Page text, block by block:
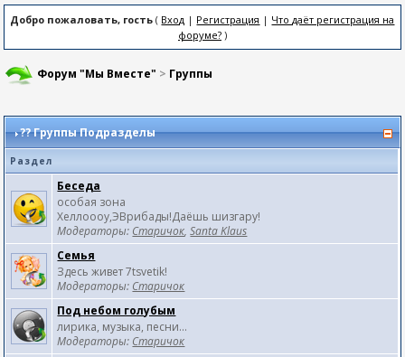
Добро пожаловать, гость ( Вход | Регистрация | Что даёт регистрация на
форуме?)
Форум "Мы Вместе" > Группы
??Группы Подразделы
Раздел
Беседа
особая зона
Хеллоооу,ЭВрибады!Даёшь шизгару!
Модераторы: Старичок,Santa Klaus
Семья
Здесь живет 7tsvetik!
Модераторы: Старичок
Под небом голубым
лирика, музыка, песни...
Модераторы: Старичок